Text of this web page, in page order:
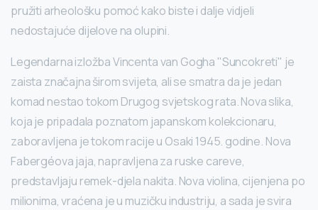
pružiti arheološku pomoć kako biste i dalje vidjeli
nedostajuće dijelove na olupini.
Legendarna izložba Vincenta van Gogha "Suncokreti" je
zaista značajna širom svijeta, ali se smatra da je jedan
komad nestao tokom Drugog svjetskog rata. Nova slika,
koja je pripadala poznatom japanskom kolekcionaru,
zaboravljena je tokom racije u Osaki 1945. godine. Nova
Fabergéova jaja, napravljena za ruske careve,
predstavljaju remek-djela nakita. Nova violina, cijenjena po
milionima, vraćena je u muzičku industriju, a sada je svira